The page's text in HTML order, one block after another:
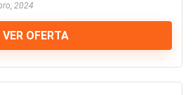
2024
VER OFERTA